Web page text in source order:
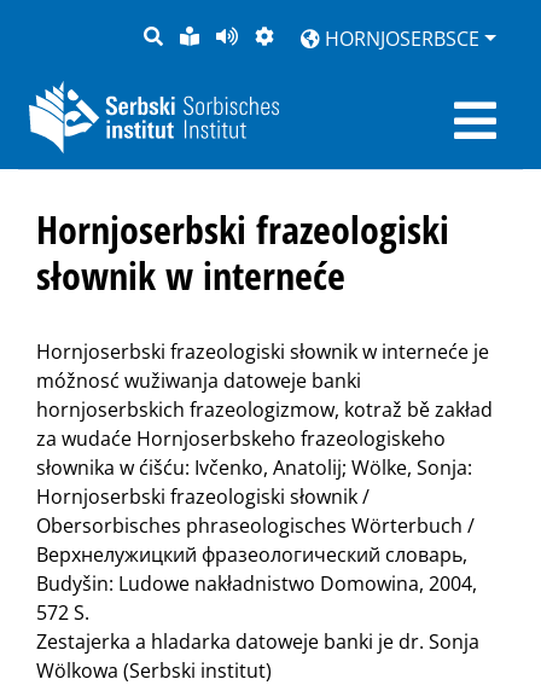
PYTANJE
LOCHKA
RĚČ
STRONU
PŘEDČITAĆ
ZWOBRAZNJENJE
HORNJOSERBSCE
Hornjoserbski frazeologiski
słownik w interneće
Hornjoserbski frazeologiski słownik w interneće je
móžnosć wužiwanja datoweje banki
hornjoserbskich frazeologizmow, kotraž bě zakład
za wudaće Hornjoserbskeho frazeologiskeho
słownika w ćišću: Ivčenko, Anatolij; Wölke, Sonja:
Hornjoserbski frazeologiski słownik /
Obersorbisches phraseologisches Wörterbuch /
Верхнелужицкий фразеологический словарь,
Budyšin: Ludowe nakładnistwo Domowina, 2004,
572 S.
Zestajerka a hladarka datoweje banki je dr. Sonja
Wölkowa (Serbski institut)